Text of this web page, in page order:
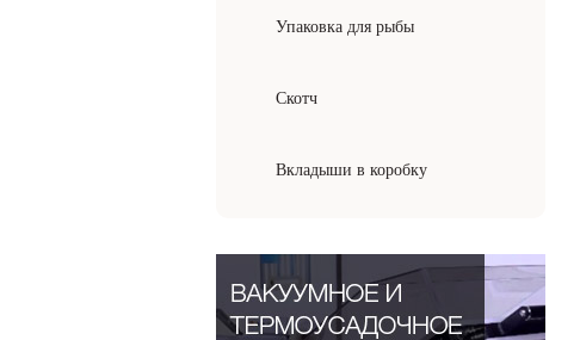
Упаковка для рыбы
Скотч
Вкладыши в коробку